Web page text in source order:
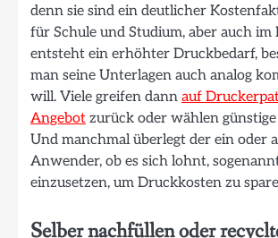
denn sie sind ein deutlicher
für Schule und Studium, aber auch im
entsteht ein erhöhter Druckbedarf,
man seine Unterlagen auch analog
will. Viele greifen dann auf
Angebot zurück oder wählen
Und manchmal überlegt der ein oder
Anwender, ob es sich lohnt,
einzusetzen, um Druckkosten zu
Selber nachfüllen oder